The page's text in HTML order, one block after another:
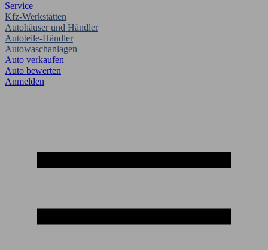
Service
Kfz-Werkstätten
Autohäuser und Händler
Autoteile-Händler
Autowaschanlagen
Auto verkaufen
Auto bewerten
Anmelden